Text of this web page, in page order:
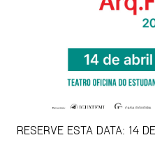
RESERVE ESTA DATA: 14